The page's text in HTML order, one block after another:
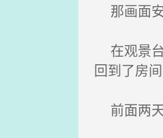
那画面安
在观景
回到了房
前面两天